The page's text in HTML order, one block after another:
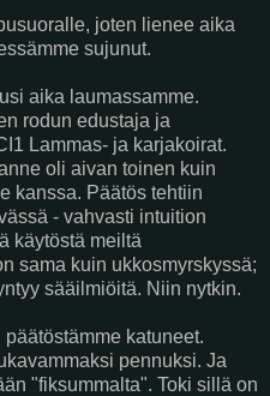
joten lienee aika
sujunut.
aika laumassamme.
rodun edustaja ja
Lammas- ja karjakoirat.
oli aivan toinen kuin
kanssa. Päätös tehtiin
- vahvasti intuition
käytöstä meiltä
sama kuin ukkosmyrskyssä;
sääilmiöitä. Niin nytkin.
katuneet.
pennuksi. Ja
"fiksummalta". Toki sillä on